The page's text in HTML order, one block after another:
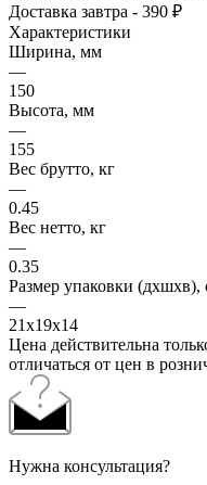
Доставка завтра - 390 ₽
Характеристики
Ширина, мм
—
150
Высота, мм
—
155
Вес брутто, кг
—
0.45
Вес нетто, кг
—
0.35
Размер упаковки (дхшхв),
—
21х19х14
Цена действительна
отличаться от цен в
Нужна консультация?